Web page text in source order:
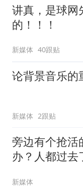
讲真，是球网
的！！！
新媒体 40跟贴
论背景音乐的
新媒体 2跟贴
旁边有个抢
办？人都过去
新媒体